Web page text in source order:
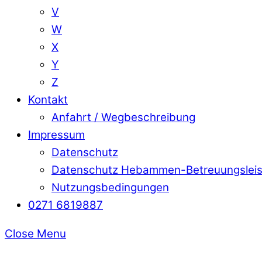
V
W
X
Y
Z
Kontakt
Anfahrt / Wegbeschreibung
Impressum
Datenschutz
Datenschutz Hebammen-
Nutzungsbedingungen
0271 6819887
Close Menu